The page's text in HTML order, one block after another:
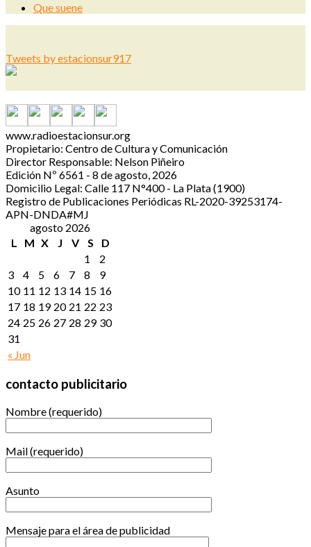
Que suene
Tweets by estacionsur917
www.radioestacionsur.org
Propietario: Centro de Cultura y Comunicación
Director Responsable: Nelson Piñeiro
Edición Nº 6561 - 8 de agosto, 2026
Domicilio Legal: Calle 117 N°400 - La Plata (1900)
Registro de Publicaciones Periódicas RL-2020-39253174-
APN-DNDA#MJ
agosto 2026
L
M X J V S D
« Jun
1
2
3
4 5 6 7 8
9
10 11 12 13 14 15 16
17 18 19 20 21 22 23
24 25 26 27 28 29 30
31
contacto publicitario
Nombre (requerido)
Mail (requerido)
Asunto
Mensaje para el área de publicidad